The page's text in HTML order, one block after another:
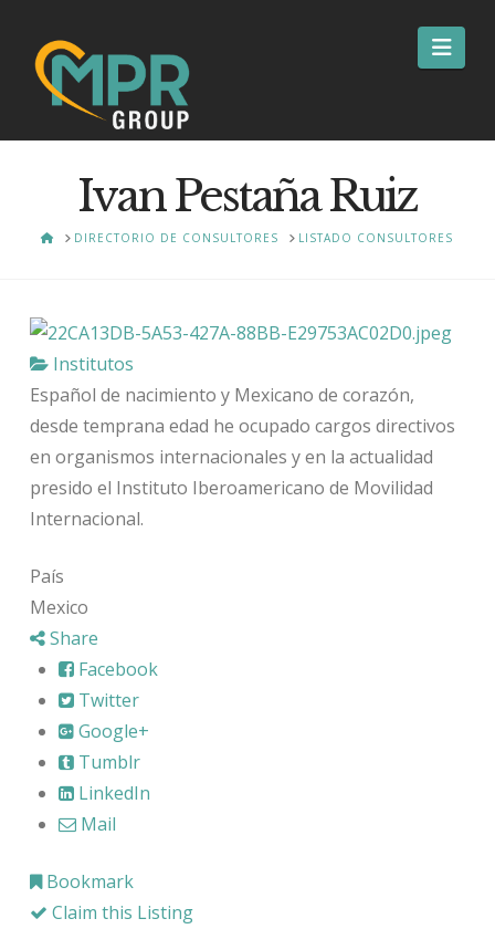
Ivan Pestaña Ruiz
HOMEDIRECTORIO DE CONSULTORES LISTADO CONSULTORES
Institutos
Español de nacimiento y Mexicano de corazón,
desde temprana edad he ocupado cargos directivos
en organismos internacionales y en la actualidad
presido el Instituto Iberoamericano de Movilidad
Internacional.
País
Mexico
Share
Facebook
Twitter
Google+
Tumblr
LinkedIn
Mail
Bookmark
Claim this Listing